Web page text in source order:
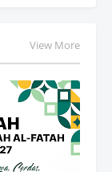
View More